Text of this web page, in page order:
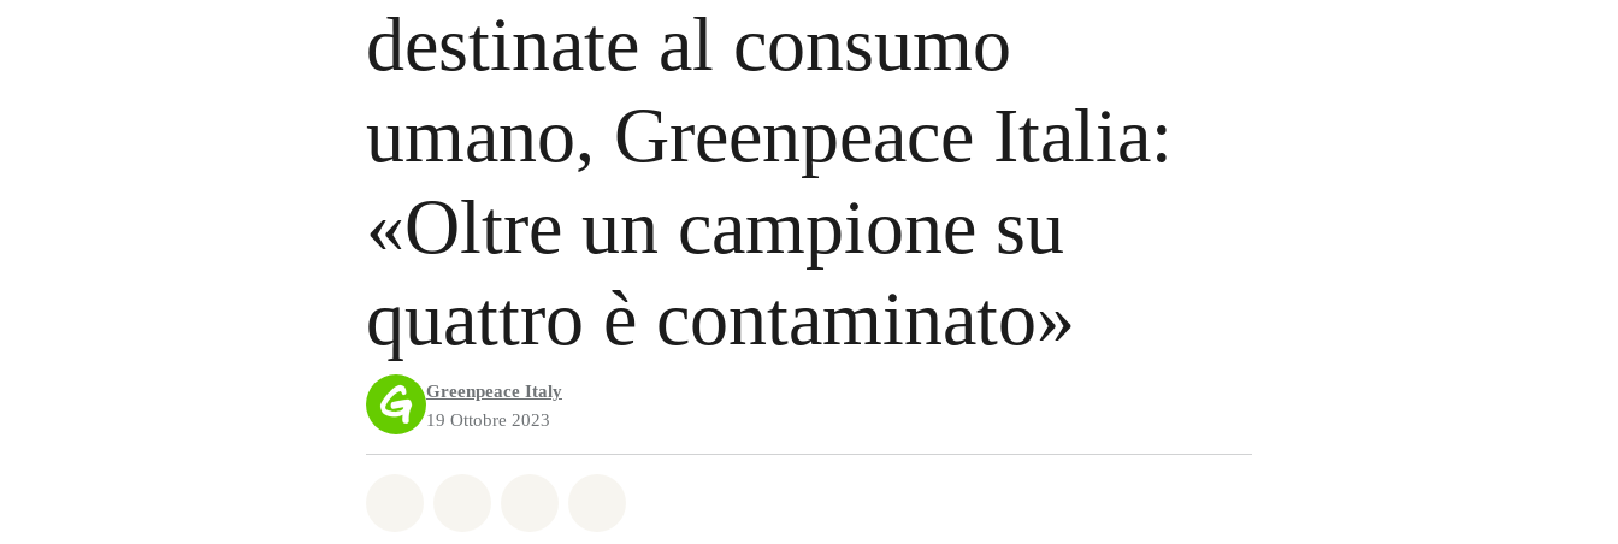
destinate al consumo
umano, Greenpeace Italia:
«Oltre un campione su
quattro è contaminato»
Greenpeace Italy
19 Ottobre 2023